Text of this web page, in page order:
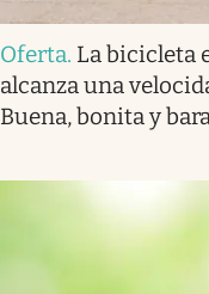
Oferta. La bicicleta
alcanza una
Buena, bonita y